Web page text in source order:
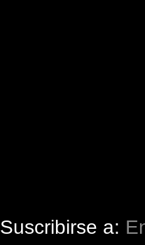
Suscribirse a: